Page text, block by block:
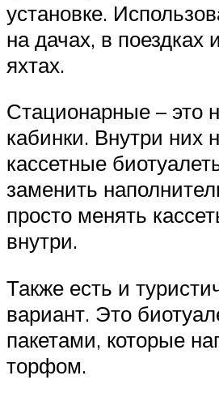
установке.
на дачах, в поездках
яхтах.
Стационарные – это
кабинки. Внутри них
кассетные
заменить
просто менять
внутри.
Также есть и
вариант. Это
пакетами, которые
торфом.